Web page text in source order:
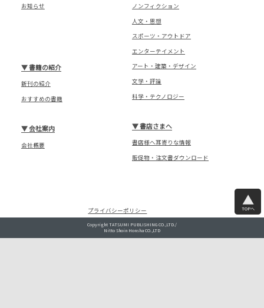
お知らせ
ノンフィクション
人文・思想
スポーツ・アウトドア
エンターテイメント
アート・建築・デザイン
文学・評論
科学・テクノロジー
▼書籍の紹介
新刊の紹介
おすすめの書籍
▼書店さまへ
書店様へ耳寄りな情報
販促物・注文書ダウンロード
▼会社案内
会社概要
プライバシーポリシー TOPへ
Copyright TATSUMI PUBLISHING CO.,LTD./
Nitto Shoin Honsha CO.,LTD